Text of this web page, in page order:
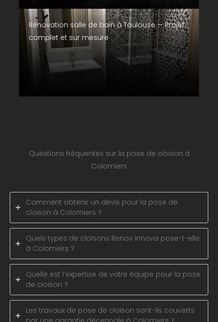
Rénovation salle de bain à Toulouse — Projet
complet et sur mesure
Questions fréquentes sur la pose de cloison à
Colomiers
Comment obtenir un devis pour la pose de
cloison à Colomiers ?
Quels types de cloisons Renov Innova pose-t-elle
à Colomiers ?
Quelle est l’expertise de votre équipe pour la pose
de cloison ?
Les travaux de pose de cloison sont-ils couverts